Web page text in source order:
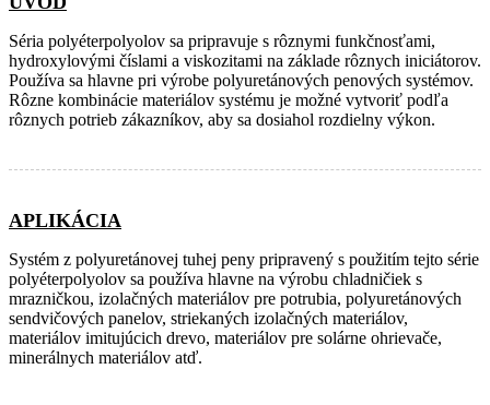
Séria polyéterpolyolov sa pripravuje s rôznymi funkčnosťami,
hydroxylovými číslami a viskozitami na základe rôznych iniciátorov.
Používa sa hlavne pri výrobe polyuretánových penových systémov.
Rôzne kombinácie materiálov systému je možné vytvoriť podľa
rôznych potrieb zákazníkov, aby sa dosiahol rozdielny výkon.
APLIKÁCIA
Systém z polyuretánovej tuhej peny pripravený s použitím tejto série
polyéterpolyolov sa používa hlavne na výrobu chladničiek s
mrazničkou, izolačných materiálov pre potrubia, polyuretánových
sendvičových panelov, striekaných izolačných materiálov,
materiálov imitujúcich drevo, materiálov pre solárne ohrievače,
minerálnych materiálov atď.